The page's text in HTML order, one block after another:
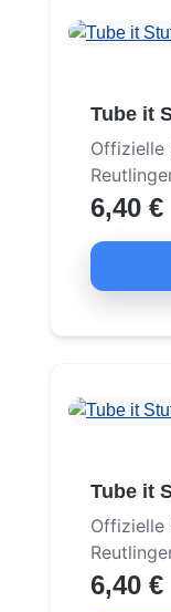
Tube it
Offizielle
6,40 €
Tube it
Offizielle
6,40 €